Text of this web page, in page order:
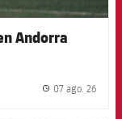
Andorra
07 ago. 26